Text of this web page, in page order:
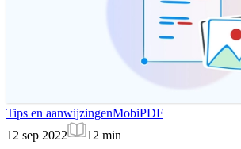
Tips en aanwijzingenMobiPDF
12 sep 2022
12 min